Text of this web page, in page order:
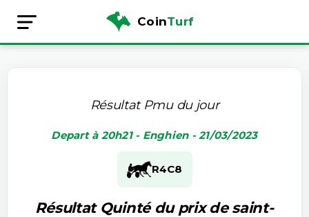
CoinTurf
Résultat Pmu du jour
Depart à 20h21 - Enghien - 21/03/2023
R4C8
Résultat Quinté du prix de saint-